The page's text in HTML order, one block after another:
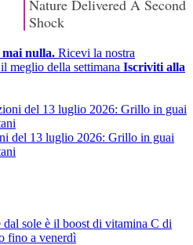
nulla. Ricevi la nostra
meglio della settimana Iscriviti alla
del 13 luglio 2026: Grillo in guai
sole è il boost di vitamina C di
fino a venerdì